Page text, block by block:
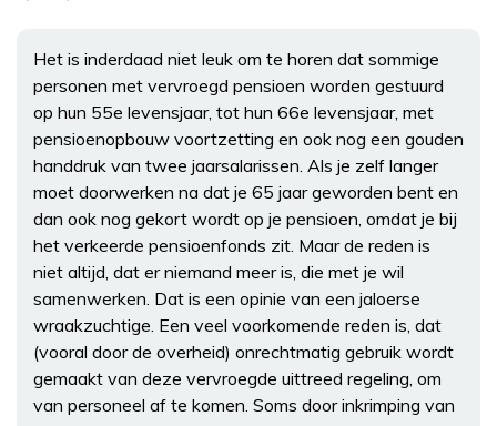
Het is inderdaad niet leuk om te horen dat sommige
personen met vervroegd pensioen worden gestuurd
op hun 55e levensjaar, tot hun 66e levensjaar, met
pensioenopbouw voortzetting en ook nog een gouden
handdruk van twee jaarsalarissen. Als je zelf langer
moet doorwerken na dat je 65 jaar geworden bent en
dan ook nog gekort wordt op je pensioen, omdat je bij
het verkeerde pensioenfonds zit. Maar de reden is
niet altijd, dat er niemand meer is, die met je wil
samenwerken. Dat is een opinie van een jaloerse
wraakzuchtige. Een veel voorkomende reden is, dat
(vooral door de overheid) onrechtmatig gebruik wordt
gemaakt van deze vervroegde uittreed regeling, om
van personeel af te komen. Soms door inkrimping van